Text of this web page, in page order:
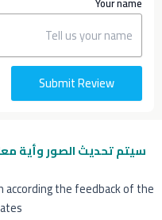
سيتم تحديث الصور وأية
the feedback of the
Submit Review